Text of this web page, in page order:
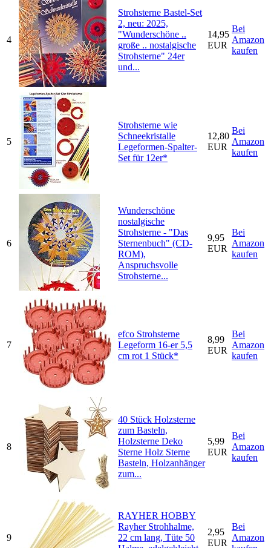
4
Strohsterne Bastel-Set
2, neu: 2025,
"Wunderschöne ..
große .. nostalgische
Strohsterne" 24er
und...
14,95
EUR
Bei
Amazon
kaufen
5
Strohsterne wie
Schneekristalle
Legeformen-Spalter-
Set für 12er*
12,80
EUR
Bei
Amazon
kaufen
6
Wunderschöne
nostalgische
Strohsterne - "Das
Sternenbuch" (CD-
ROM),
Anspruchsvolle
Strohsterne...
9,95
EUR
Bei
Amazon
kaufen
7
efco Strohsterne
Legeform 16-er 5,5
cm rot 1 Stück*
8,99
EUR
Bei
Amazon
kaufen
8
40 Stück Holzsterne
zum Basteln,
Holzsterne Deko
Sterne Holz Sterne
Basteln, Holzanhänger
zum...
5,99
EUR
Bei
Amazon
kaufen
9
RAYHER HOBBY
Rayher Strohhalme,
22 cm lang, Tüte 50
2,95
EUR
Bei
Amazon